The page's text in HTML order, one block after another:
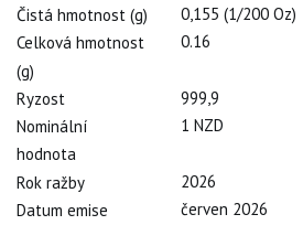
Čistá hmotnost (g)
0,155 (1/200 Oz)
Celková hmotnost
(g)
0.16
Ryzost
999,9
Nominální
hodnota
1 NZD
Rok ražby
2026
Datum emise
červen 2026